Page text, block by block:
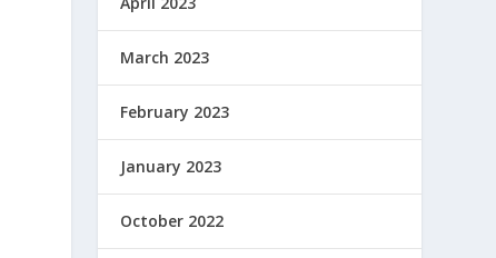
March 2023
February 2023
January 2023
October 2022